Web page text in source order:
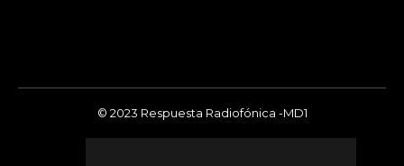
© 2023 Respuesta Radiofónica -MD1